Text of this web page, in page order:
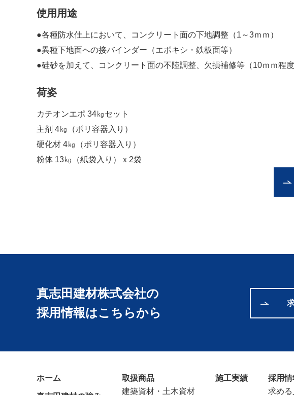
使用用途
●各種防水仕上において、コンクリート面の下地調整（1～3ｍｍ）
●異種下地面への接バインダー（エポキシ・鉄板面等）
●硅砂を加えて、コンクリート面の不陸調整、欠損補修等（10ｍｍ程度
荷姿
カチオンエポ 34㎏セット
主剤 4㎏（ポリ容器入り）
硬化材 4㎏（ポリ容器入り）
粉体 13㎏（紙袋入り）ｘ2袋
真志田建材株式会社の
採用情報はこちらから
ホーム
取扱商品
建築資材・土木資材
施工実績
採用情
求め